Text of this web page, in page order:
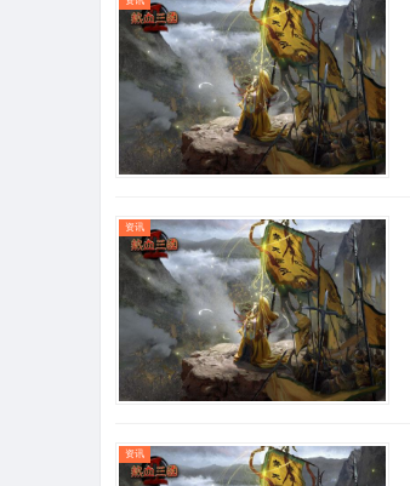
资讯
资讯